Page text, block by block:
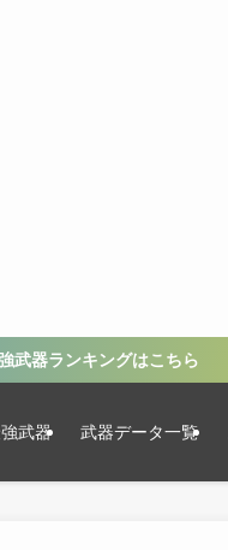
武器ランキングはこちら
武器 武器データ一覧